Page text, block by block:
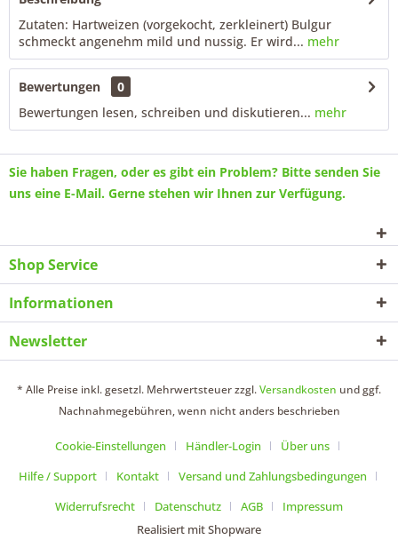
Zutaten: Hartweizen (vorgekocht, zerkleinert) Bulgur
schmeckt angenehm mild und nussig. Er wird... mehr
Bewertungen
0
Bewertungen lesen, schreiben und diskutieren... mehr
Sie haben Fragen, oder es gibt ein Problem? Bitte senden Sie
uns eine E-Mail. Gerne stehen wir Ihnen zur Verfügung.
Shop Service
Informationen
Newsletter
* Alle Preise inkl. gesetzl. Mehrwertsteuer zzgl.Versandkosten und ggf.
Nachnahmegebühren, wenn nicht anders beschrieben
Cookie-Einstellungen Händler-Login
Über uns
Hilfe / Support
Kontakt
Versand und Zahlungsbedingungen
Widerrufsrecht
Datenschutz AGB
Impressum
Realisiert mit Shopware